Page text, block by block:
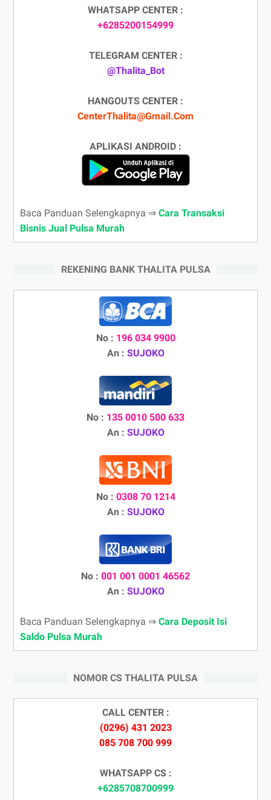
WHATSAPP CENTER :
+6285200154999
TELEGRAM CENTER :
@Thalita_Bot
HANGOUTS CENTER :
CenterThalita@Gmail.Com
APLIKASI ANDROID :
Baca Panduan Selengkapnya ⇒ Cara Transaksi
Bisnis Jual Pulsa Murah
REKENING BANK THALITA PULSA
No : 196 034 9900
An : SUJOKO
No : 135 0010 500 633
An : SUJOKO
No : 0308 70 1214
An : SUJOKO
No : 001 001 0001 46562
An : SUJOKO
Baca Panduan Selengkapnya ⇒ Cara Deposit Isi
Saldo Pulsa Murah
NOMOR CS THALITA PULSA
CALL CENTER :
(0296) 431 2023
085 708 700 999
WHATSAPP CS :
+6285708700999